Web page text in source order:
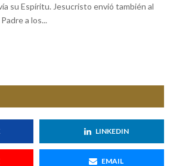
su Espíritu. Jesucristo envió también al
a los...
LINKEDIN
EMAIL